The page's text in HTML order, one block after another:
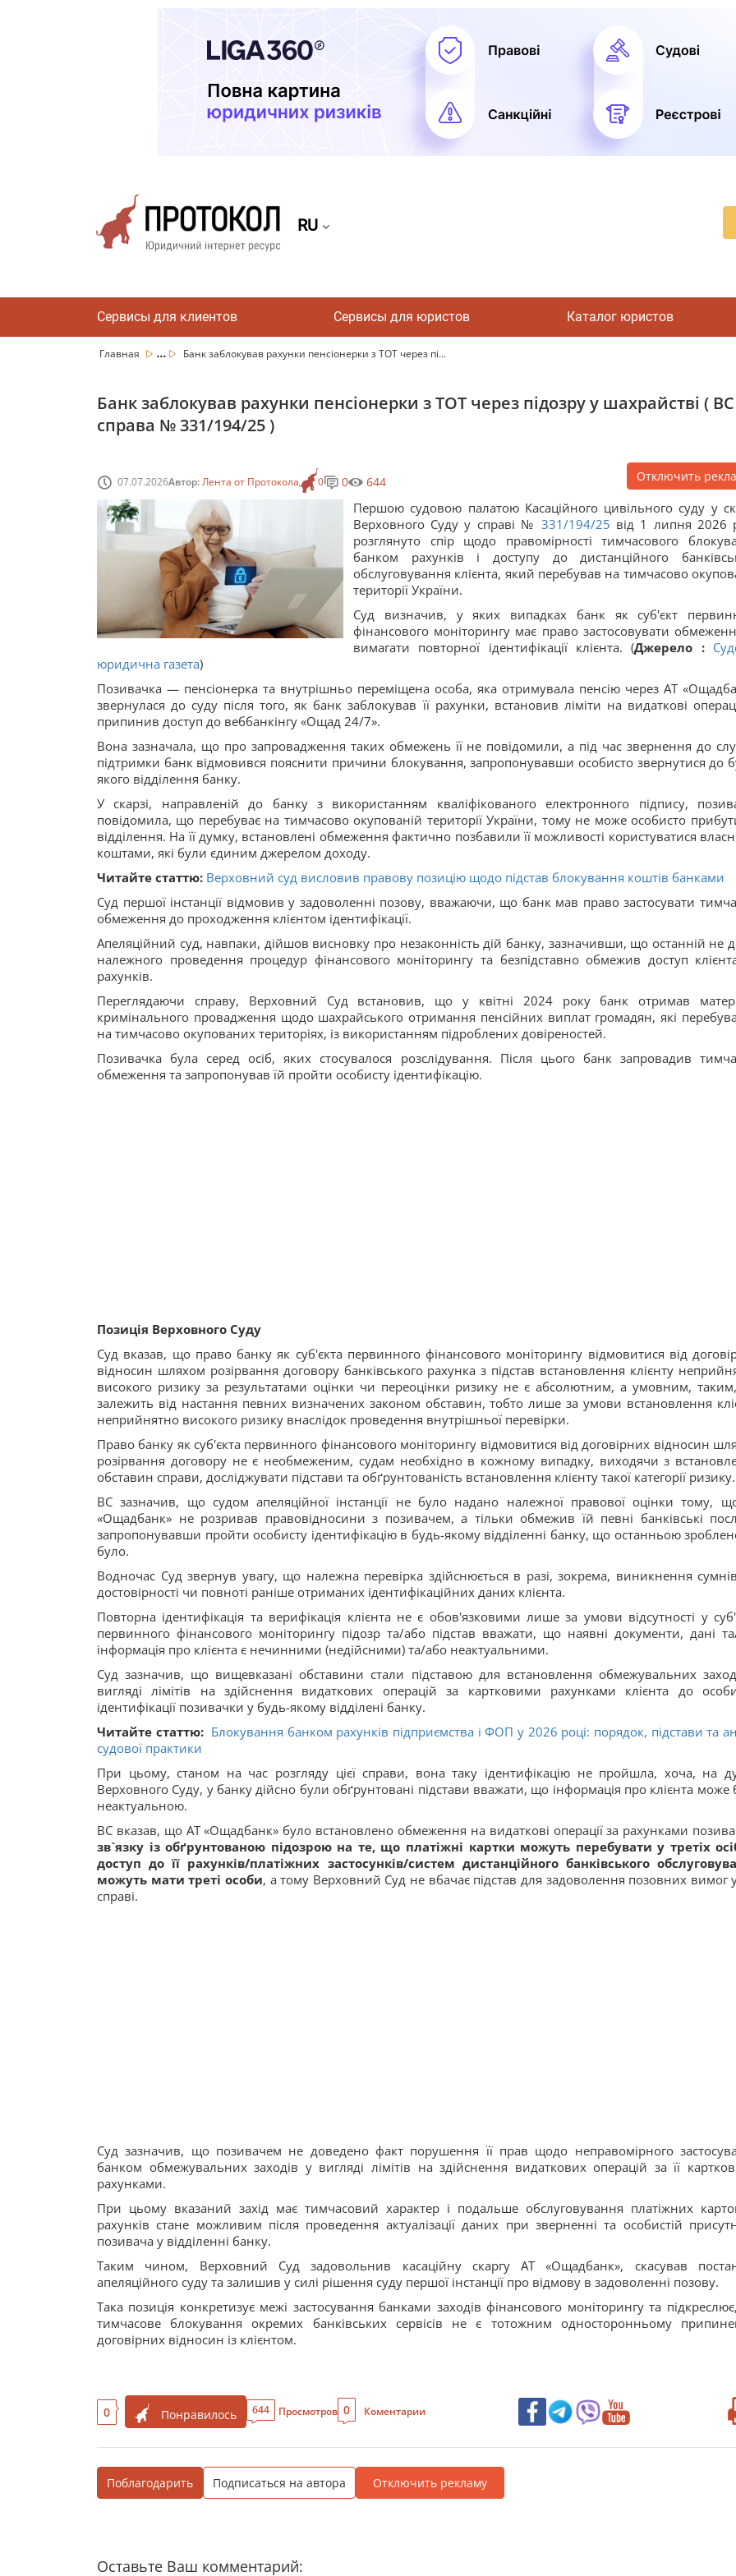
RU
Сервисы для клиентов Сервисы для юристов Каталог юристов
Главная ... Банк заблокував рахунки пенсіонерки з ТОТ через пі...
Банк заблокував рахунки пенсіонерки з ТОТ через підозру у шахрайстві ( ВС
справа № 331/194/25 )
07.07.2026Автор:Лента от Протокола 0 0 644 Отключить
Першою судовою палатою Касаційного цивільного суду у
Верховного Суду у справі №331/194/25 від 1 липня 2026
розглянуто спір щодо правомірності тимчасового
банком рахунків і доступу до дистанційного
обслуговування клієнта, який перебував на тимчасово
території України.
Суд визначив, у яких випадках банк як суб'єкт
фінансового моніторингу має право застосовувати
вимагати повторної ідентифікації клієнта. (Джерело :
юридична газета)
Позивачка — пенсіонерка та внутрішньо переміщена особа, яка отримувала пенсію через АТ
звернулася до суду після того, як банк заблокував її рахунки, встановив ліміти на видаткові
припинив доступ до веббанкінгу «Ощад 24/7».
Вона зазначала, що про запровадження таких обмежень її не повідомили, а під час звернення до
підтримки банк відмовився пояснити причини блокування, запропонувавши особисто звернутися до
якого відділення банку.
У скарзі, направленій до банку з використанням кваліфікованого електронного підпису,
повідомила, що перебуває на тимчасово окупованій території України, тому не може особисто
відділення. На її думку, встановлені обмеження фактично позбавили її можливості користуватися
коштами, які були єдиним джерелом доходу.
Читайте статтю: Верховний суд висловив правову позицію щодо підстав блокування коштів банками
Суд першої інстанції відмовив у задоволенні позову, вважаючи, що банк мав право застосувати
обмеження до проходження клієнтом ідентифікації.
Апеляційний суд, навпаки, дійшов висновку про незаконність дій банку, зазначивши, що останній не
належного проведення процедур фінансового моніторингу та безпідставно обмежив доступ
рахунків.
Переглядаючи справу, Верховний Суд встановив, що у квітні 2024 року банк отримав
кримінального провадження щодо шахрайського отримання пенсійних виплат громадян, які
на тимчасово окупованих територіях, із використанням підроблених довіреностей.
Позивачка була серед осіб, яких стосувалося розслідування. Після цього банк запровадив
обмеження та запропонував їй пройти особисту ідентифікацію.
Позиція Верховного Суду
Суд вказав, що право банку як суб'єкта первинного фінансового моніторингу відмовитися від
відносин шляхом розірвання договору банківського рахунка з підстав встановлення клієнту
високого ризику за результатами оцінки чи переоцінки ризику не є абсолютним, а умовним,
залежить від настання певних визначених законом обставин, тобто лише за умови встановлення
неприйнятно високого ризику внаслідок проведення внутрішньої перевірки.
Право банку як суб'єкта первинного фінансового моніторингу відмовитися від договірних відносин
розірвання договору не є необмеженим, судам необхідно в кожному випадку, виходячи з
обставин справи, досліджувати підстави та обґрунтованість встановлення клієнту такої категорії ризику.
ВС зазначив, що судом апеляційної інстанції не було надано належної правової оцінки тому,
«Ощадбанк» не розривав правовідносини з позивачем, а тільки обмежив їй певні банківські
запропонувавши пройти особисту ідентифікацію в будь-якому відділенні банку, що останньою
було.
Водночас Суд звернув увагу, що належна перевірка здійснюється в разі, зокрема, виникнення
достовірності чи повноті раніше отриманих ідентифікаційних даних клієнта.
Повторна ідентифікація та верифікація клієнта не є обов'язковими лише за умови відсутності у
первинного фінансового моніторингу підозр та/або підстав вважати, що наявні документи, дані
інформація про клієнта є нечинними (недійсними) та/або неактуальними.
Суд зазначив, що вищевказані обставини стали підставою для встановлення обмежувальних
вигляді лімітів на здійснення видаткових операцій за картковими рахунками клієнта до
ідентифікації позивачки у будь-якому відділені банку.
Читайте статтю: Блокування банком рахунків підприємства і ФОП у 2026 році: порядок, підстави та
судової практики
При цьому, станом на час розгляду цієї справи, вона таку ідентифікацію не пройшла, хоча, на
Верховного Суду, у банку дійсно були обґрунтовані підстави вважати, що інформація про клієнта може
неактуальною.
ВС вказав, що АТ «Ощадбанк» було встановлено обмеження на видаткові операції за рахунками
зв`язку із обґрунтованою підозрою на те, що платіжні картки можуть перебувати у третіх
доступ до її рахунків/платіжних застосунків/систем дистанційного банківського
можуть мати треті особи, а тому Верховний Суд не вбачає підстав для задоволення позовних вимог
справі.
Суд зазначив, що позивачем не доведено факт порушення її прав щодо неправомірного
банком обмежувальних заходів у вигляді лімітів на здійснення видаткових операцій за її
рахунками.
При цьому вказаний захід має тимчасовий характер і подальше обслуговування платіжних
рахунків стане можливим після проведення актуалізації даних при зверненні та особистій
позивача у відділенні банку.
Таким чином, Верховний Суд задовольнив касаційну скаргу АТ «Ощадбанк», скасував
апеляційного суду та залишив у силі рішення суду першої інстанції про відмову в задоволенні позову.
Така позиція конкретизує межі застосування банками заходів фінансового моніторингу та
тимчасове блокування окремих банківських сервісів не є тотожним односторонньому
договірних відносин із клієнтом.
0 Понравилось 644 Просмотров 0 Коментарии
Поблагодарить Подписаться на автора Отключить рекламу
Оставьте Ваш комментарий: